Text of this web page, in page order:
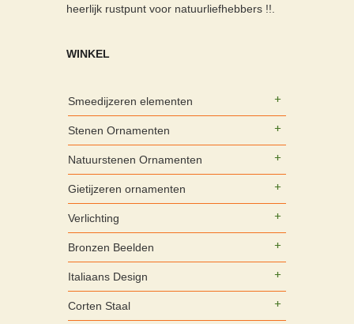
heerlijk rustpunt voor natuurliefhebbers !!.
WINKEL
Smeedijzeren elementen
Stenen Ornamenten
Natuurstenen Ornamenten
Gietijzeren ornamenten
Verlichting
Bronzen Beelden
Italiaans Design
Corten Staal